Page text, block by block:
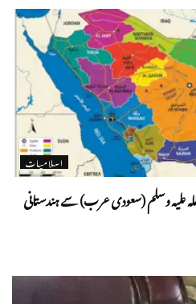
اسلامیات
علیہ وسلم (سعودی عرب) سے ہندستانی